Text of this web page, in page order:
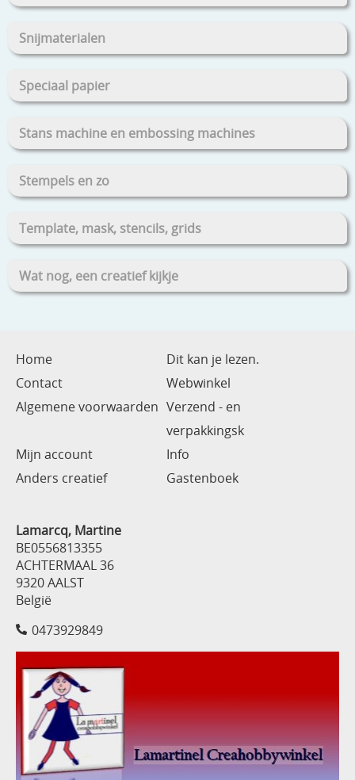
Snijmaterialen
Speciaal papier
Stans machine en embossing machines
Stempels en zo
Template, mask, stencils, grids
Wat nog, een creatief kijkje
Home
Dit kan je lezen.
Contact
Webwinkel
Algemene voorwaarden Verzend - en
verpakkingsk
Mijn account
Info
Anders creatief
Gastenboek
Lamarcq, Martine
BE0556813355
ACHTERMAAL 36
9320 AALST
België
0473929849